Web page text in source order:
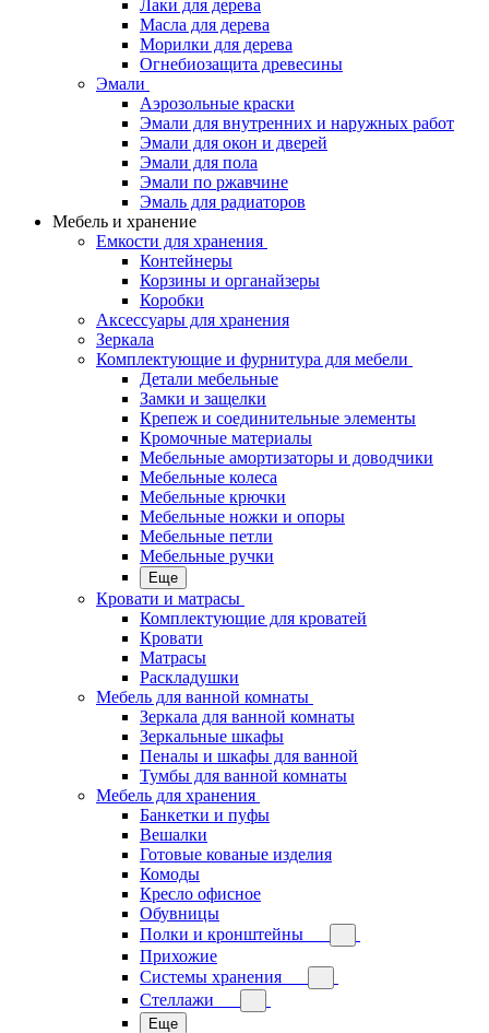
Лаки для дерева
Масла для дерева
Морилки для дерева
Огнебиозащита древесины
Эмали
Аэрозольные краски
Эмали для внутренних и наружных работ
Эмали для окон и дверей
Эмали для пола
Эмали по ржавчине
Эмаль для радиаторов
Мебель и хранение
Емкости для хранения
Контейнеры
Корзины и органайзеры
Коробки
Аксессуары для хранения
Зеркала
Комплектующие и фурнитура для мебели
Детали мебельные
Замки и защелки
Крепеж и соединительные элементы
Кромочные материалы
Мебельные амортизаторы и доводчики
Мебельные колеса
Мебельные крючки
Мебельные ножки и опоры
Мебельные петли
Мебельные ручки
Еще
Кровати и матрасы
Комплектующие для кроватей
Кровати
Матрасы
Раскладушки
Мебель для ванной комнаты
Зеркала для ванной комнаты
Зеркальные шкафы
Пеналы и шкафы для ванной
Тумбы для ванной комнаты
Мебель для хранения
Банкетки и пуфы
Вешалки
Готовые кованые изделия
Комоды
Кресло офисное
Обувницы
Полки и кронштейны
Прихожие
Системы хранения
Стеллажи
Еще